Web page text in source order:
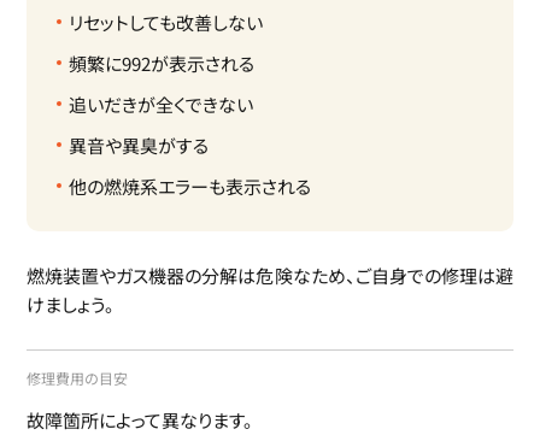
リセットしても改善しない
頻繁に992が表示される
追いだきが全くできない
異音や異臭がする
他の燃焼系エラーも表示される
燃焼装置やガス機器の分解は危険なため、ご自身での修理は避
けましょう。
修理費用の目安
故障箇所によって異なります。